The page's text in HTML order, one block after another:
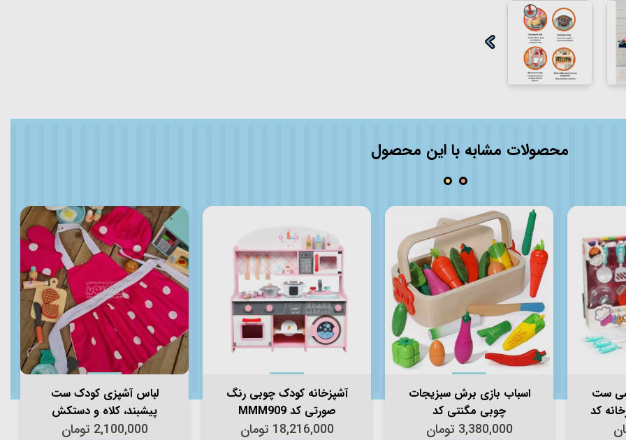
محصولات مشابه با این محصول
ست
کد
اسباب بازی برش سبزیجات
چوبی مگنتی کد
JHTOY397
3,380,000 تومان
آشپزخانه کودک چوبی رنگ
صورتی کد MMM909
18,216,000 تومان
لباس آشپزی کودک ست
پیشبند، کلاه و دستکش
سرخابی کد 4045938
2,100,000 تومان